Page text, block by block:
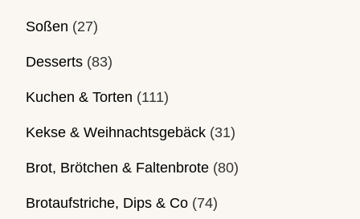
Soßen (27)
Desserts (83)
Kuchen & Torten (111)
Kekse & Weihnachtsgebäck (31)
Brot, Brötchen & Faltenbrote (80)
Brotaufstriche, Dips & Co (74)